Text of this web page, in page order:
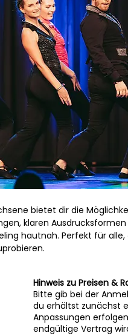
bietet dir die
klaren
hautnah. Perfekt für
Hinweis zu Preisen &
Bitte gib bei der
du erhältst zunächst
Anpassungen
endgültige Vertrag